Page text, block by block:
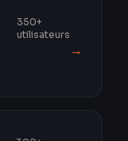
350+
utilisateurs
→